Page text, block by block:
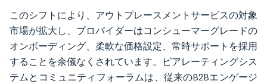
このシフトにより、アウトプレースメントサービスの対象
市場が拡大し、プロバイダーはコンシューマーグレードの
オンボーディング、柔軟な価格設定、常時サポートを採用
することを余儀なくされています。ピアレーティングシス
テムとコミュニティフォーラムは、従来のB2Bエンゲージ